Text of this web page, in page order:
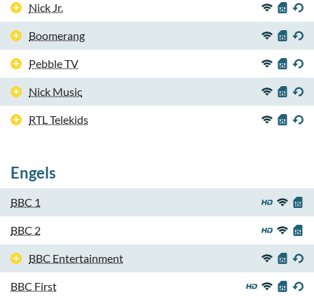
Nick Jr.
Boomerang
Pebble TV
Nick Music
RTL Telekids
Engels
BBC 1
BBC 2
BBC Entertainment
BBC First